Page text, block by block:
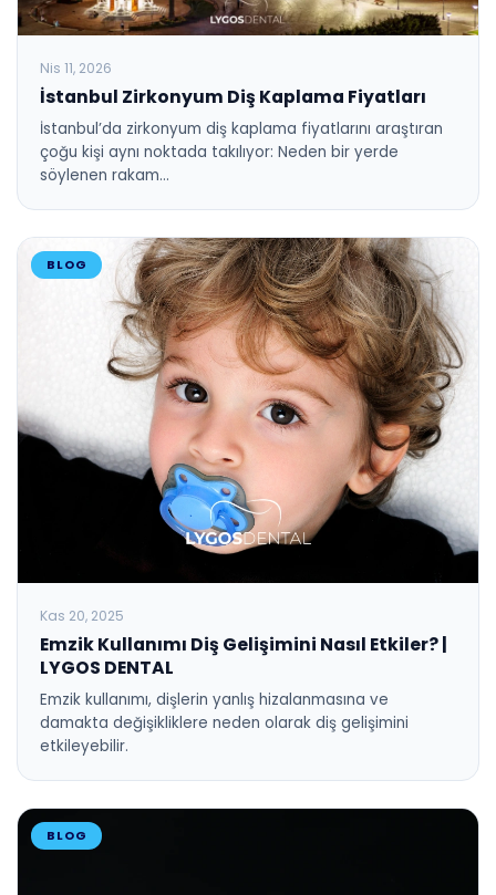
Nis 11, 2026
İstanbul Zirkonyum Diş Kaplama Fiyatları
İstanbul’da zirkonyum diş kaplama fiyatlarını araştıran
çoğu kişi aynı noktada takılıyor: Neden bir yerde
söylenen rakam…
BLOG
Kas 20, 2025
Emzik Kullanımı Diş Gelişimini Nasıl Etkiler? |
LYGOS DENTAL
Emzik kullanımı, dişlerin yanlış hizalanmasına ve
damakta değişikliklere neden olarak diş gelişimini
etkileyebilir.
BLOG